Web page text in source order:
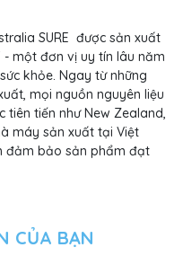
SURE được sản xuất
- một đơn vị uy tín lâu năm
khỏe. Ngay từ những
mọi nguồn nguyên liệu
tiên tiến như New Zealand,
máy sản xuất tại Việt
đảm bảo sản phẩm đạt
CỦA BẠN